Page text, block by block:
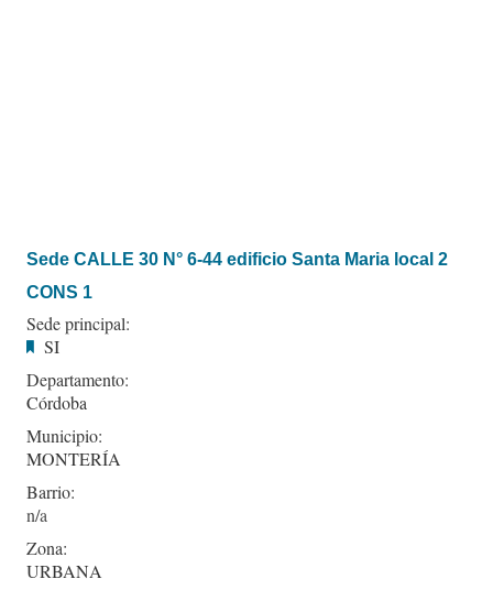
Sede CALLE 30 N° 6-44 edificio Santa Maria local 2
CONS 1
Sede principal:
SI
Departamento:
Córdoba
Municipio:
MONTERÍA
Barrio:
Zona:
URBANA